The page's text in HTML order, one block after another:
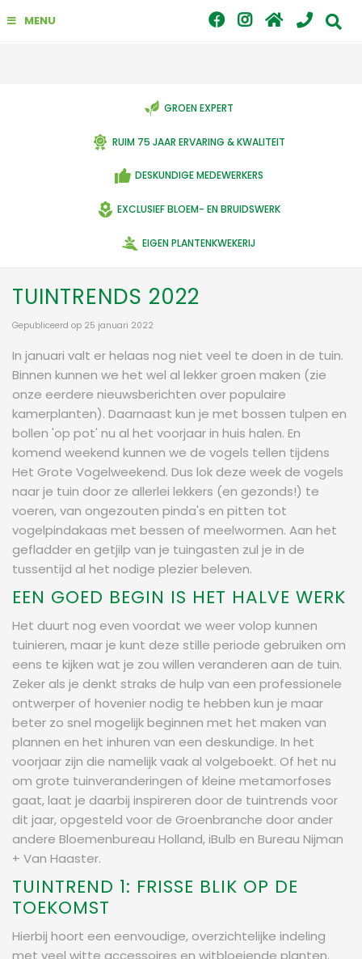
GROEN EXPERT
RUIM 75 JAAR ERVARING & KWALITEIT
DESKUNDIGE MEDEWERKERS
EXCLUSIEF BLOEM- EN BRUIDSWERK
EIGEN PLANTENKWEKERIJ
MENU
TUINTRENDS 2022
Gepubliceerd op 25 januari 2022
In januari valt er helaas nog niet veel te doen in de tuin.
Binnen kunnen we het wel al lekker groen maken (zie
onze eerdere nieuwsberichten over populaire
kamerplanten). Daarnaast kun je met bossen tulpen en
bollen 'op pot' nu al het voorjaar in huis halen. En
komend weekend kunnen we de vogels tellen tijdens
Het Grote Vogelweekend. Dus lok deze week de vogels
naar je tuin door ze allerlei lekkers (en gezonds!) te
voeren, van ongezouten pinda's en pitten tot
vogelpindakaas met bessen of meelwormen. Aan het
gefladder en getjilp van je tuingasten zul je in de
tussentijd al het nodige plezier beleven.
EEN GOED BEGIN IS HET HALVE WERK
Het duurt nog even voordat we weer volop kunnen
tuinieren, maar je kunt deze stille periode gebruiken om
eens te kijken wat je zou willen veranderen aan de tuin.
Zeker als je denkt straks de hulp van een professionele
ontwerper of hovenier nodig te hebben kun je maar
beter zo snel mogelijk beginnen met het maken van
plannen en het inhuren van een deskundige. In het
voorjaar zijn die namelijk vaak al volgeboekt. Of het nu
om grote tuinveranderingen of kleine metamorfoses
gaat, laat je daarbij inspireren door de tuintrends voor
dit jaar, opgesteld voor de Groenbranche door ander
andere Bloemenbureau Holland, iBulb en Bureau Nijman
+ Van Haaster.
TUINTREND 1: FRISSE BLIK OP DE
TOEKOMST
Hierbij hoort een eenvoudige, overzichtelijke indeling
met veel witte accessoires en witbloeiende planten.